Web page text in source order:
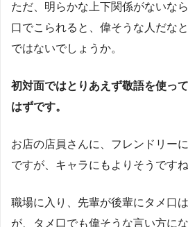
ただ、明らかな上下関係がないな
口でこられると、偉そうな人だな
ではないでしょうか。
初対面ではとりあえず敬語を使っ
はずです。
お店の店員さんに、フレンドリー
ですが、キャラにもよりそうですね
職場に入り、先輩が後輩にタメ口
が、タメ口でも偉そうな言い方に